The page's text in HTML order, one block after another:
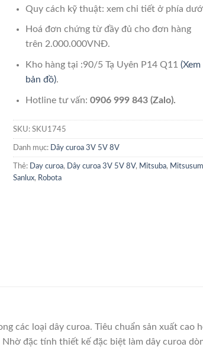
Quy cách kỹ thuật: xem chi tiết ở phía
Hoá đơn chứng từ đầy đủ cho đơn hàng
trên 2.000.000VNĐ.
Kho hàng tại :90/5 Tạ Uyên P14 Q11 (Xem
bản đồ).
Hotline tư vấn: 0906 999 843 (Zalo).
SKU: SKU1745
Danh mục: Dây curoa 3V 5V 8V
Thẻ: Day curoa, Dây curoa 3V 5V 8V, Mitsuba,
Sanlux, Robota
các loại dây curoa. Tiêu chuẩn sản xuất cao
đặc tính thiết kế đặc biệt làm dây curoa